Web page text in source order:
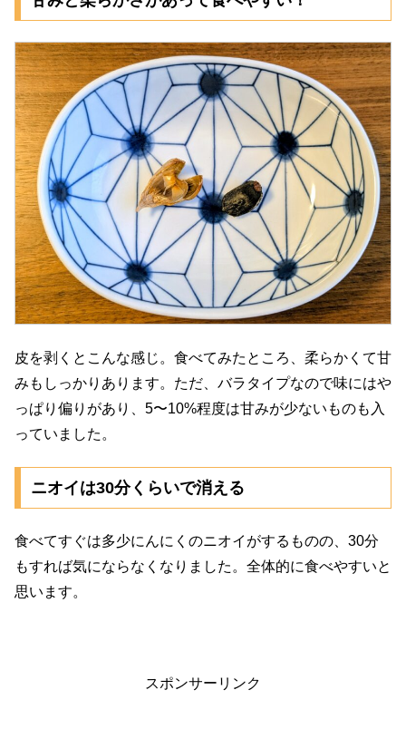
皮を剥くとこんな感じ。食べてみたところ、柔らかくて甘
みもしっかりあります。ただ、バラタイプなので味にはや
っぱり偏りがあり、5〜10%程度は甘みが少ないものも入
っていました。
ニオイは30分くらいで消える
食べてすぐは多少にんにくのニオイがするものの、30分
もすれば気にならなくなりました。全体的に食べやすいと
思います。
スポンサーリンク